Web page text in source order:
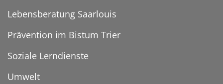
Lebensberatung Saarlouis
Prävention im Bistum Trier
Soziale Lerndienste
Umwelt